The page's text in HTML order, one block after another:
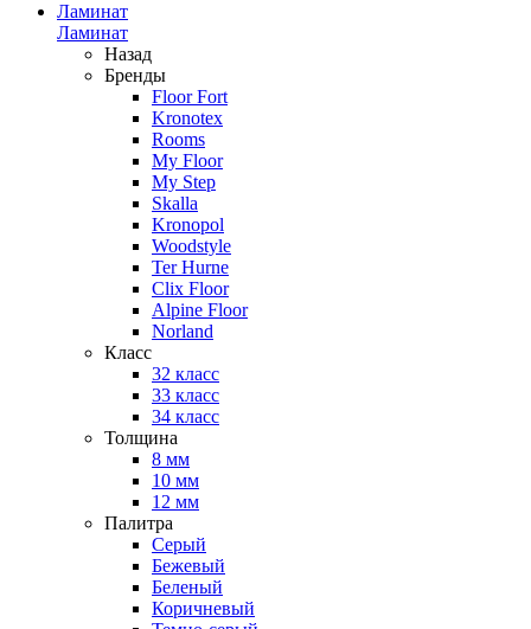
Ламинат
Ламинат
Назад
Бренды
Floor Fort
Kronotex
Rooms
My Floor
My Step
Skalla
Kronopol
Woodstyle
Ter Hurne
Clix Floor
Alpine Floor
Norland
Класс
32 класс
33 класс
34 класс
Толщина
8 мм
10 мм
12 мм
Палитра
Серый
Бежевый
Беленый
Коричневый